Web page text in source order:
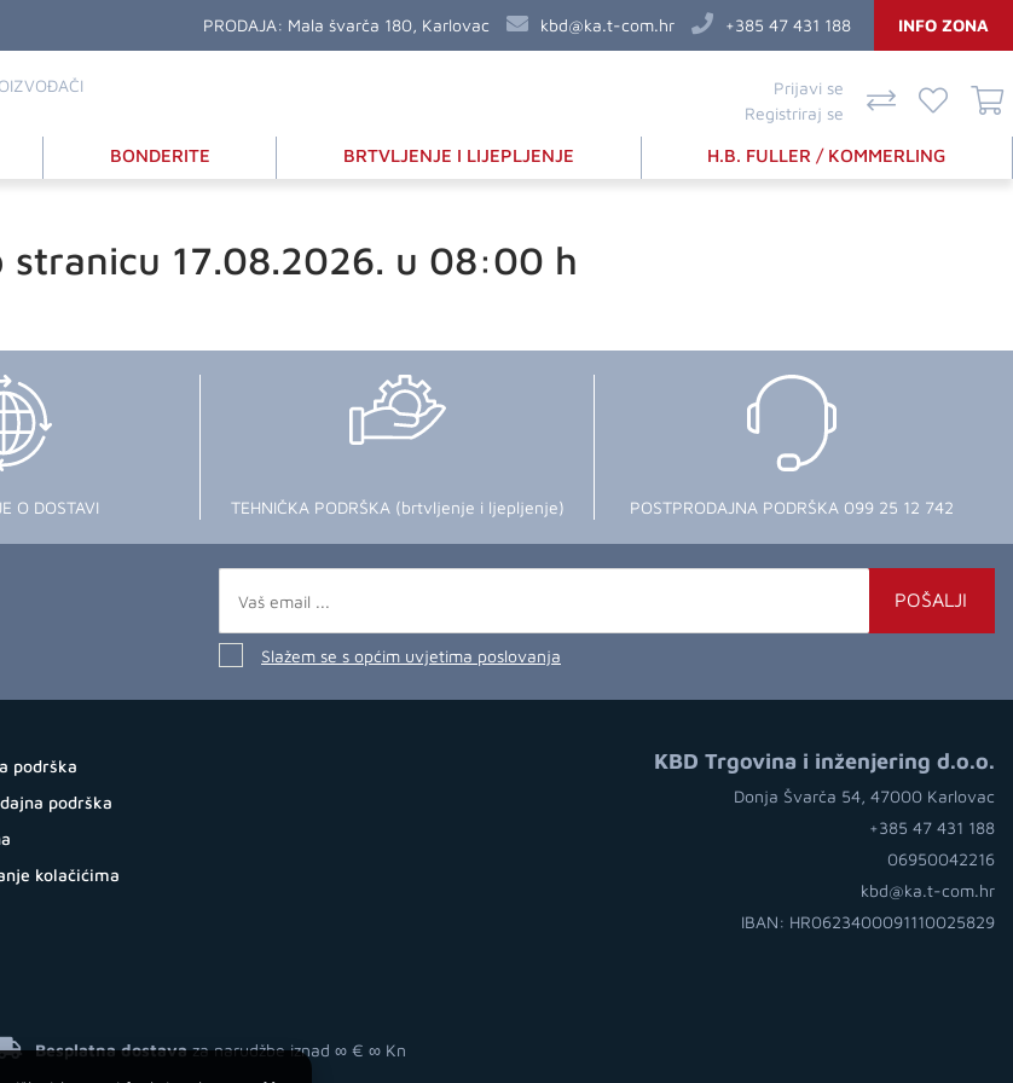
PRODAJA: Mala švarča 180, Karlovac kbd@ka.t-com.hr +385 47 431 188 INFO ZONA
Prijavi se
Registriraj se
BONDERITE BRTVLJENJE I LIJEPLJENJE H.B. FULLER / KOMMERLING
stranicu 17.08.2026. u 08:00 h
O DOSTAVI TEHNIČKA PODRŠKA (brtvljenje i ljepljenje) POSTPRODAJNA PODRŠKA 099 25 12 742
POŠALJI
Slažem se s općim uvjetima poslovanja
podrška
podrška
kolačićima
KBD Trgovina i inženjering d.o.o.
Donja Švarča 54, 47000 Karlovac
+385 47 431 188
06950042216
kbd@ka.t-com.hr
IBAN: HR0623400091110025829
Besplatna dostavaza narudžbe iznad ∞ € ∞ Kn